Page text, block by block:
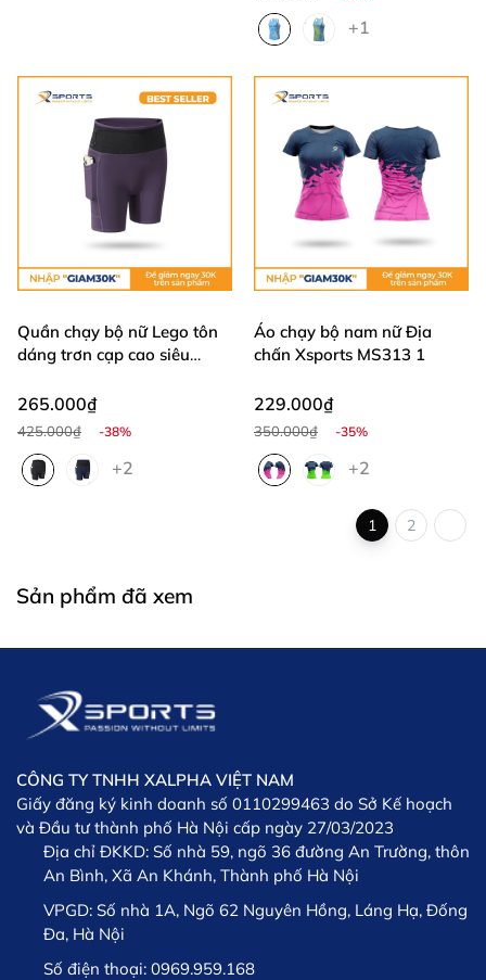
+1
Quần chạy bộ nữ Lego tôn
dáng trơn cạp cao siêu
265.000₫
425.000₫ -38%
+2
Áo chạy bộ nam nữ Địa
chấn Xsports MS313 1
229.000₫
350.000₫ -35%
+2
1 2
Sản phẩm đã xem
CÔNG TY TNHH XALPHA VIỆT NAM
Giấy đăng ký kinh doanh số 0110299463 do Sở Kế hoạch
và Đầu tư thành phố Hà Nội cấp ngày 27/03/2023
Địa chỉ ĐKKD: Số nhà 59, ngõ 36 đường An Trường, thôn
An Bình, Xã An Khánh, Thành phố Hà Nội
VPGD: Số nhà 1A, Ngõ 62 Nguyên Hồng, Láng Hạ, Đống
Đa, Hà Nội
Số điện thoại: 0969.959.168